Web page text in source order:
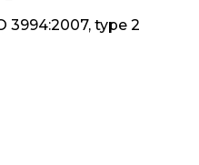
3994:2007, type 2